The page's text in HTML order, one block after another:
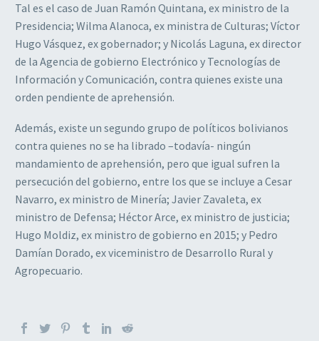
Tal es el caso de Juan Ramón Quintana, ex ministro de la
Presidencia; Wilma Alanoca, ex ministra de Culturas; Víctor
Hugo Vásquez, ex gobernador; y Nicolás Laguna, ex director
de la Agencia de gobierno Electrónico y Tecnologías de
Información y Comunicación, contra quienes existe una
orden pendiente de aprehensión.
Además, existe un segundo grupo de políticos bolivianos
contra quienes no se ha librado –todavía- ningún
mandamiento de aprehensión, pero que igual sufren la
persecución del gobierno, entre los que se incluye a Cesar
Navarro, ex ministro de Minería; Javier Zavaleta, ex
ministro de Defensa; Héctor Arce, ex ministro de justicia;
Hugo Moldiz, ex ministro de gobierno en 2015; y Pedro
Damían Dorado, ex viceministro de Desarrollo Rural y
Agropecuario.